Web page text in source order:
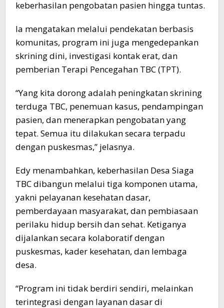
keberhasilan pengobatan pasien hingga tuntas.
Ia mengatakan melalui pendekatan berbasis
komunitas, program ini juga mengedepankan
skrining dini, investigasi kontak erat, dan
pemberian Terapi Pencegahan TBC (TPT).
“Yang kita dorong adalah peningkatan skrining
terduga TBC, penemuan kasus, pendampingan
pasien, dan menerapkan pengobatan yang
tepat. Semua itu dilakukan secara terpadu
dengan puskesmas,” jelasnya.
Edy menambahkan, keberhasilan Desa Siaga
TBC dibangun melalui tiga komponen utama,
yakni pelayanan kesehatan dasar,
pemberdayaan masyarakat, dan pembiasaan
perilaku hidup bersih dan sehat. Ketiganya
dijalankan secara kolaboratif dengan
puskesmas, kader kesehatan, dan lembaga
desa.
“Program ini tidak berdiri sendiri, melainkan
terintegrasi dengan layanan dasar di